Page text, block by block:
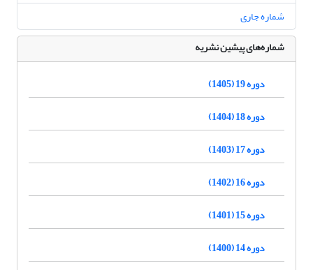
شماره جاری
شماره‌های پیشین نشریه
دوره 19 (1405)
دوره 18 (1404)
دوره 17 (1403)
دوره 16 (1402)
دوره 15 (1401)
دوره 14 (1400)